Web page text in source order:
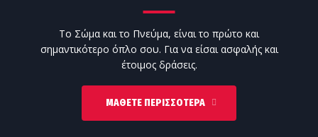
Το Σώμα και το Πνεύμα, είναι το πρώτο και
σημαντικότερο όπλο σου. Για να είσαι ασφαλής και
έτοιμος δράσεις.
ΜΆΘΕΤΕ ΠΕΡΙΣΣΌΤΕΡΑ